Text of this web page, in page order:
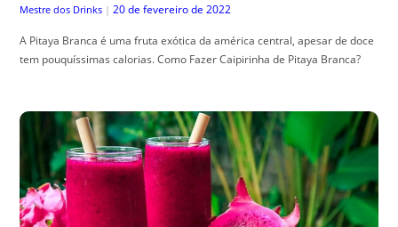
Mestre dos Drinks | 20 de fevereiro de 2022
A Pitaya Branca é uma fruta exótica da américa central, apesar de doce
tem pouquíssimas calorias. Como Fazer Caipirinha de Pitaya Branca?